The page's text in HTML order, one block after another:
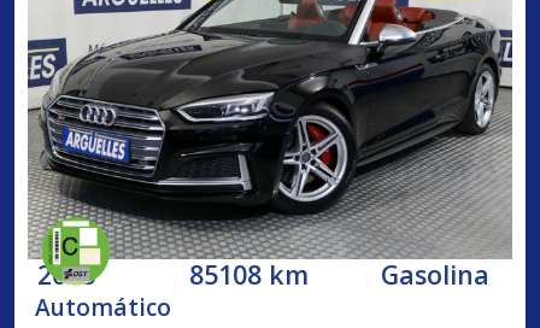
2018 85108 km Gasolina
Automático